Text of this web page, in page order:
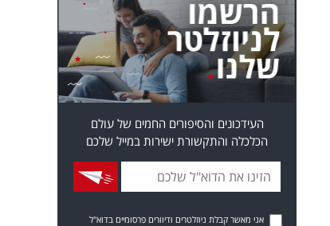
העידכונים והסיפורים החמים של עולם
הכלכלה והתקשורת ישירות במייל שלכם
אני מאשר קבלת ניוזלטרים ודיוורים פרסומיים בדוא"ל